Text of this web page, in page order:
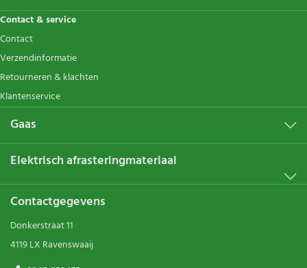
Contact & service
Contact
Verzendinformatie
Retourneren & klachten
Klantenservice
Gaas
Elektrisch afrasteringmateriaal
Contactgegevens
Donkerstraat 11
4119 LX Ravenswaaij